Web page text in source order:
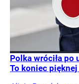
Polka wróciła po
To koniec